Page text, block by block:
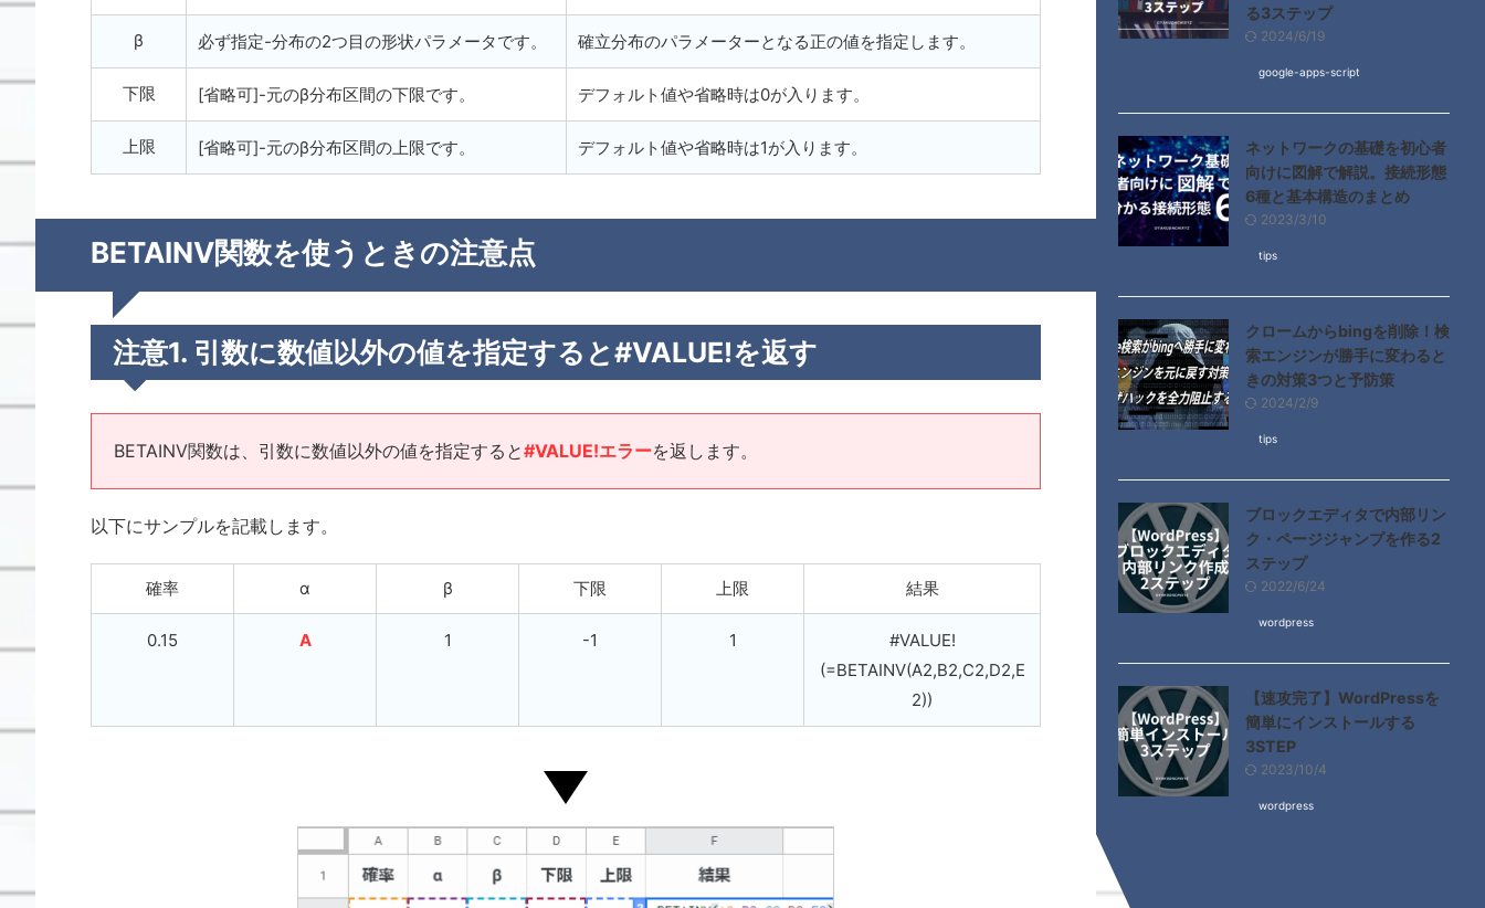
β 必ず指定-分布の2つ目の形状パラメータです。 確立分布のパラメーターとなる正の値を指定します。
下限 [省略可]-元のβ分布区間の下限です。 デフォルト値や省略時は0が入ります。
上限 [省略可]-元のβ分布区間の上限です。 デフォルト値や省略時は1が入ります。
BETAINV関数を使うときの注意点
注意1. 引数に数値以外の値を指定すると#VALUE!を返す
BETAINV関数は、引数に数値以外の値を指定すると#VALUE!エラーを返します。
以下にサンプルを記載します。
確率 α β 下限 上限 結果
0.15 A 1 -1 1
#VALUE!
(=BETAINV(A2,B2,C2,D2,E
2))
る3ステップ
2024/6/19
google-apps-script
ネットワークの基礎を初心者
向けに図解で解説。接続形態
6種と基本構造のまとめ
2023/3/10
tips
クロームからbingを削除！検
索エンジンが勝手に変わると
きの対策3つと予防策
2024/2/9
tips
ブロックエディタで内部リン
ク・ページジャンプを作る2
ステップ
2022/6/24
wordpress
【速攻完了】WordPressを
簡単にインストールする
3STEP
2023/10/4
wordpress